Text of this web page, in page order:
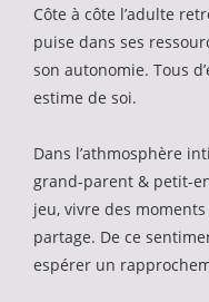
Côte à côte l’adulte
puise dans ses
son autonomie. Tous
estime de soi.
Dans l’athmosphère
grand-parent & petit-
jeu, vivre des
partage. De ce
espérer un